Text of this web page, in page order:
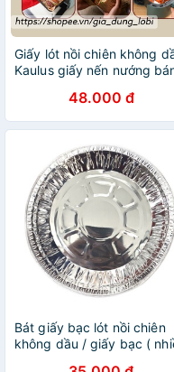
Giấy lót nồi chiên không
Kaulus giấy nến nướng
chiên không dầu lò vi sóng
bọc đồ ăn
48.000 đ
Bát giấy bạc lót nồi chiên
không dầu / giấy bạc (